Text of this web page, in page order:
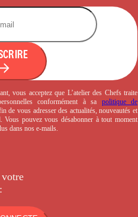
vous acceptez que L’atelier des Chefs traite
conformément à sa politique de
de vous adresser des actualités, nouveautés et
Vous pouvez vous désabonner à tout moment
dans nos e-mails.
votre